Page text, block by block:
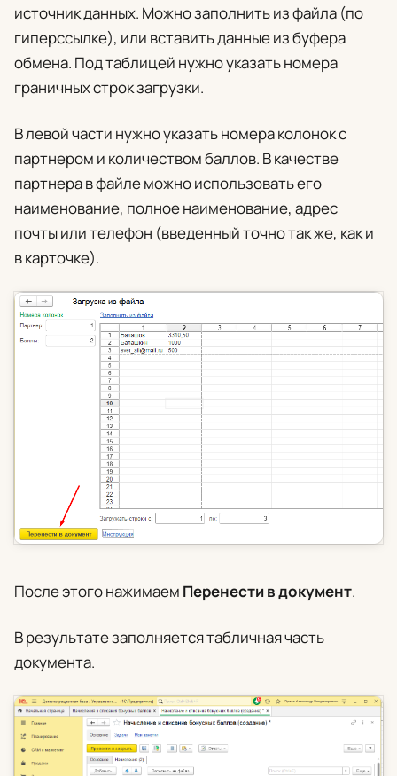
источник данных. Можно заполнить из файла (по
гиперссылке), или вставить данные из буфера
обмена. Под таблицей нужно указать номера
граничных строк загрузки.
В левой части нужно указать номера колонок с
партнером и количеством баллов. В качестве
партнера в файле можно использовать его
наименование, полное наименование, адрес
почты или телефон (введенный точно так же, как и
в карточке).
После этого нажимаем Перенести в документ.
В результате заполняется табличная часть
документа.